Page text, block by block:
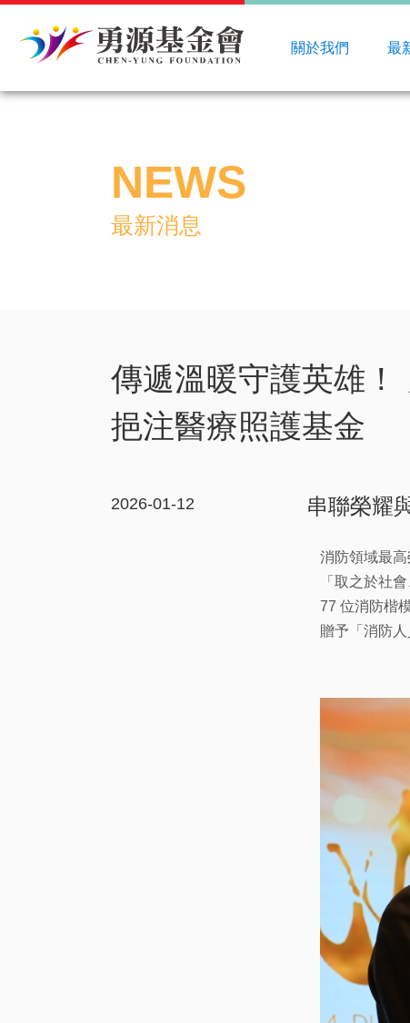
關於我們 最
NEWS
最新消息
傳遞溫暖守護英雄！
挹注醫療照護基金
2026-01-12 串聯榮耀
消防領域最
「取之於社
77 位消防楷
贈予「消防